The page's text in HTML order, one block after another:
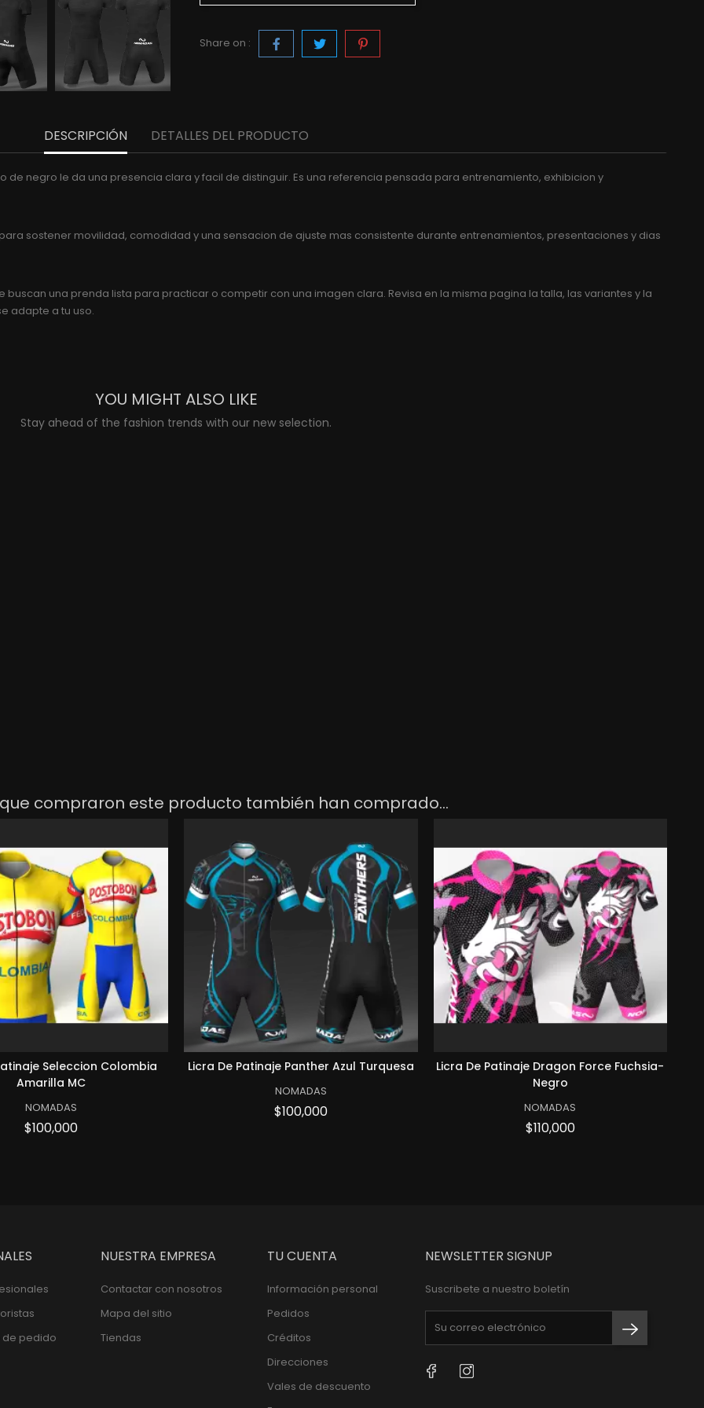
Share on :
DESCRIPCIÓN DETALLES DEL PRODUCTO
de negro le da una presencia clara y facil de distinguir. Es una referencia pensada para entrenamiento, exhibicion y
sostener movilidad, comodidad y una sensacion de ajuste mas consistente durante entrenamientos, presentaciones y dias
una prenda lista para practicar o competir con una imagen clara. Revisa en la misma pagina la talla, las variantes y la
adapte a tu uso.
YOU MIGHT ALSO LIKE
Stay ahead of the fashion trends with our new selection.
Black storm
compraron este producto también han comprado...
Circles
LICRA DE PATINAJE CIRCLES
View Licra de patinaje Seleccion Colombia amarilla MC
ADD TO CART LICRA DE PATINAJE SELECCION COLOMBIA
Seleccion Colombia
Amarilla MC
NOMADAS
$100,000Precio
Quick View Licra de patinaje Panther azul
ADD TO CART LICRA DE PATINAJE
Licra De Patinaje Panther Azul Turquesa
NOMADAS
$100,000Precio
Quick View Licra de
Licra De Patinaje Dragon Force Fuchsia-
Negro
NOMADAS
$110,000Precio
de pedido
NUESTRA EMPRESA
Contactar con nosotros
Mapa del sitio
Tiendas
TU CUENTA
Información personal
Pedidos
Créditos
Direcciones
Vales de descuento
NEWSLETTER SIGNUP
Suscribete a nuestro boletín
FacebookInstagram